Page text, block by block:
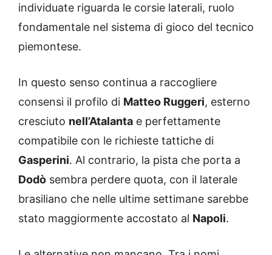
individuate riguarda le corsie laterali, ruolo
fondamentale nel sistema di gioco del tecnico
piemontese.
In questo senso continua a raccogliere
consensi il profilo di Matteo Ruggeri, esterno
cresciuto nell’Atalanta e perfettamente
compatibile con le richieste tattiche di
Gasperini. Al contrario, la pista che porta a
Dodò sembra perdere quota, con il laterale
brasiliano che nelle ultime settimane sarebbe
stato maggiormente accostato al Napoli.